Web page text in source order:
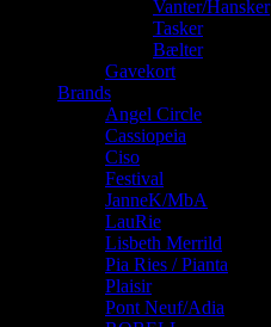
Vanter/Hansker
Tasker
Bælter
Gavekort
Brands
Angel Circle
Cassiopeia
Ciso
Festival
JanneK/MbA
LauRie
Lisbeth Merrild
Pia Ries / Pianta
Plaisir
Pont Neuf/Adia